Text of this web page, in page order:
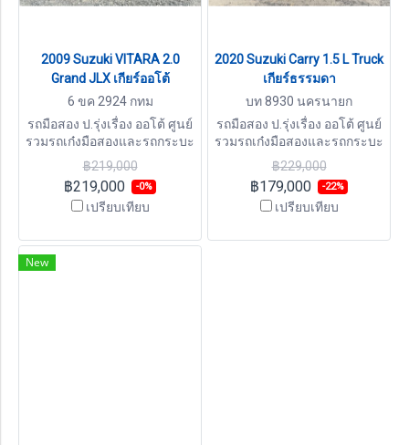
2009 Suzuki VITARA 2.0
Grand JLX เกียร์ออโต้
6 ขค 2924 กทม
รถมือสอง ป.รุ่งเรื่อง ออโต้ ศูนย์
รวมรถเก๋งมือสองและรถกระบะ
มืองสอง ปรีกษาออกรถมือสอง
ฟรี สอบถามเพิ่มเติม LINE ID :
@por64 โทร 081-8079805 ,
096-8382112
฿219,000
฿219,000 -0%
เปรียบเทียบ
2020 Suzuki Carry 1.5 L Truck
เกียร์ธรรมดา
บท 8930 นครนายก
รถมือสอง ป.รุ่งเรื่อง ออโต้ ศูนย์
รวมรถเก๋งมือสองและรถกระบะ
มืองสอง ปรีกษาออกรถมือสอง
ฟรี สอบถามเพิ่มเติม LINE ID :
@por64 โทร 081-8079805 ,
096-8382112
฿229,000
฿179,000 -22%
เปรียบเทียบ
New